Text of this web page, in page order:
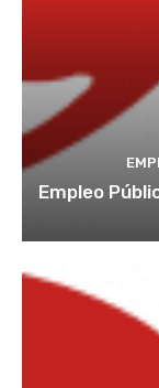
Empleo